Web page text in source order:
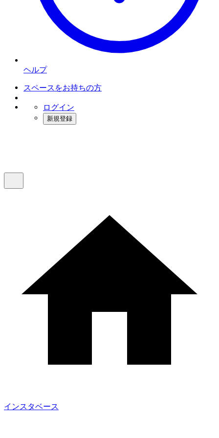
ヘルプ
スペースをお持ちの方
ログイン
新規登録
インスタベース